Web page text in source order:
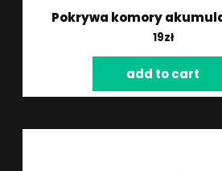
Pokrywa komory
19zł
add to cart